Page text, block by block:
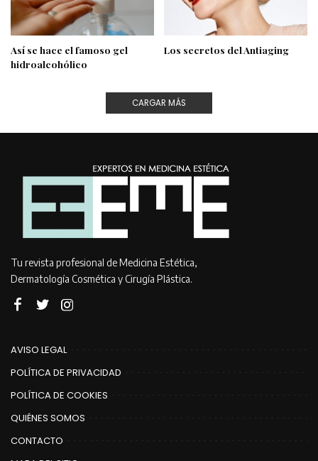
Así se hace el famoso gel
hidroalcohólico
Los secretos del Antiaging
CARGAR MÁS
Tu revista profesional de Medicina Estética,
Dermatología Cosmética y Cirugía Plástica.
AVISO LEGAL
POLÍTICA DE PRIVACIDAD
POLÍTICA DE COOKIES
QUIÉNES SOMOS
CONTACTO